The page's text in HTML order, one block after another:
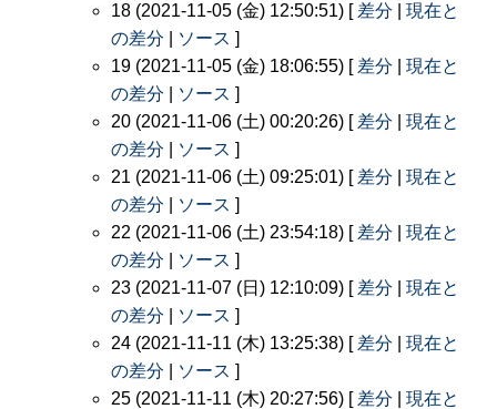
18 (2021-11-05 (金) 12:50:51) [ 差分
現在と
の差分
ソース ]
19 (2021-11-05 (金) 18:06:55) [ 差分
現在と
の差分
ソース ]
20 (2021-11-06 (土) 00:20:26) [ 差分
現在と
の差分
ソース ]
21 (2021-11-06 (土) 09:25:01) [ 差分
現在と
の差分
ソース ]
22 (2021-11-06 (土) 23:54:18) [ 差分
現在と
の差分
ソース ]
23 (2021-11-07 (日) 12:10:09) [ 差分
現在と
の差分
ソース ]
24 (2021-11-11 (木) 13:25:38) [ 差分
現在と
の差分
ソース ]
25 (2021-11-11 (木) 20:27:56) [ 差分
現在と